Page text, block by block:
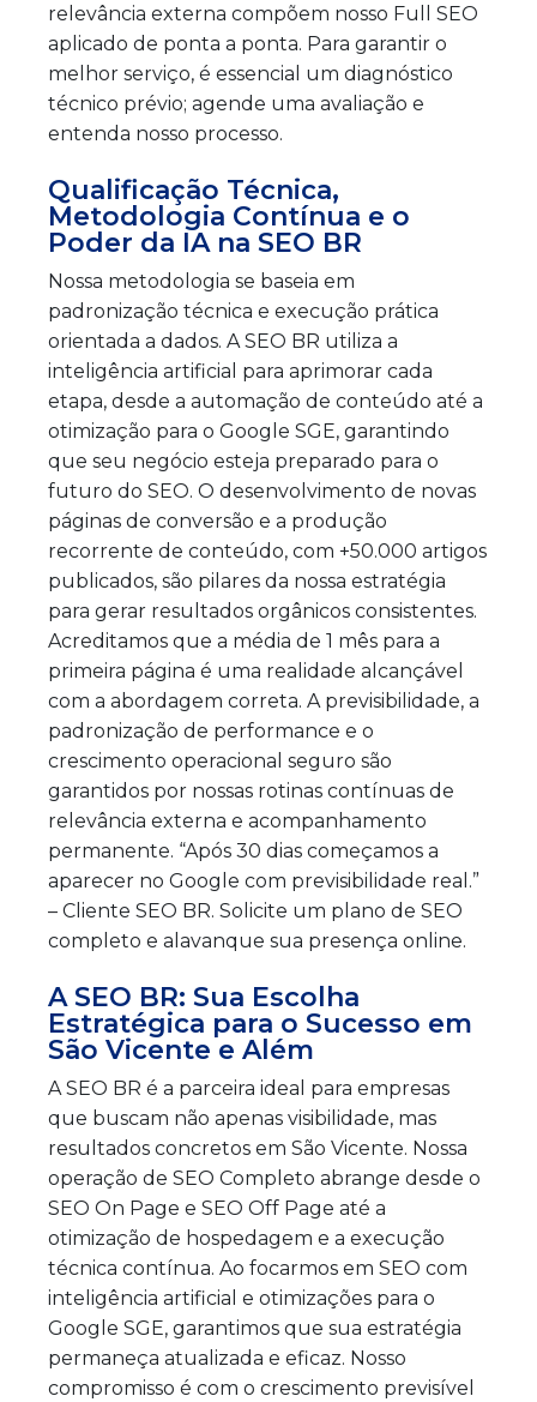
relevância externa compõem nosso Full SEO
aplicado de ponta a ponta. Para garantir o
melhor serviço, é essencial um diagnóstico
técnico prévio; agende uma avaliação e
entenda nosso processo.
Qualificação Técnica,
Metodologia Contínua e o
Poder da IA na SEO BR
Nossa metodologia se baseia em
padronização técnica e execução prática
orientada a dados. A SEO BR utiliza a
inteligência artificial para aprimorar cada
etapa, desde a automação de conteúdo até a
otimização para o Google SGE, garantindo
que seu negócio esteja preparado para o
futuro do SEO. O desenvolvimento de novas
páginas de conversão e a produção
recorrente de conteúdo, com +50.000 artigos
publicados, são pilares da nossa estratégia
para gerar resultados orgânicos consistentes.
Acreditamos que a média de 1 mês para a
primeira página é uma realidade alcançável
com a abordagem correta. A previsibilidade, a
padronização de performance e o
crescimento operacional seguro são
garantidos por nossas rotinas contínuas de
relevância externa e acompanhamento
permanente. “Após 30 dias começamos a
aparecer no Google com previsibilidade real.”
– Cliente SEO BR. Solicite um plano de SEO
completo e alavanque sua presença online.
A SEO BR: Sua Escolha
Estratégica para o Sucesso em
São Vicente e Além
A SEO BR é a parceira ideal para empresas
que buscam não apenas visibilidade, mas
resultados concretos em São Vicente. Nossa
operação de SEO Completo abrange desde o
SEO On Page e SEO Off Page até a
otimização de hospedagem e a execução
técnica contínua. Ao focarmos em SEO com
inteligência artificial e otimizações para o
Google SGE, garantimos que sua estratégia
permaneça atualizada e eficaz. Nosso
compromisso é com o crescimento previsível